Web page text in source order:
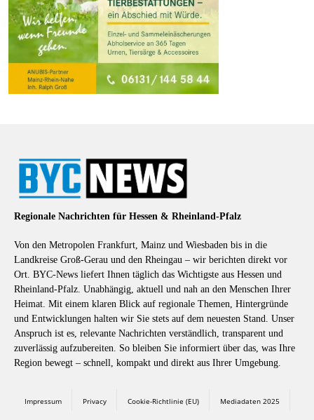
Regionale Nachrichten für Hessen & Rheinland-Pfalz
Von den Metropolen Frankfurt, Mainz und Wiesbaden bis in die
Landkreise Groß-Gerau und den Rheingau – wir berichten direkt vor
Ort. BYC-News liefert Ihnen täglich das Wichtigste aus Hessen und
Rheinland-Pfalz. Unabhängig, aktuell und nah an den Menschen Ihrer
Heimat. Mit einem klaren Blick auf regionale Themen, Hintergründe
und Entwicklungen halten wir Sie stets auf dem neuesten Stand. Unser
Anspruch ist es, relevante Nachrichten verständlich, transparent und
zuverlässig aufzubereiten. So bleiben Sie informiert über das, was Ihre
Region bewegt – schnell, kompakt und direkt aus Ihrer Umgebung.
Impressum Privacy Cookie-Richtlinie (EU) Mediadaten 2025